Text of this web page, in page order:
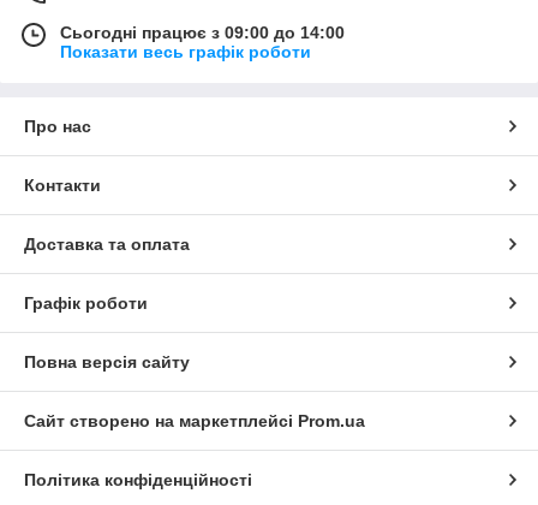
Сьогодні працює з 09:00 до 14:00
Показати весь графік роботи
Про нас
Контакти
Доставка та оплата
Графік роботи
Повна версія сайту
Сайт створено на маркетплейсі Prom.ua
Політика конфіденційності